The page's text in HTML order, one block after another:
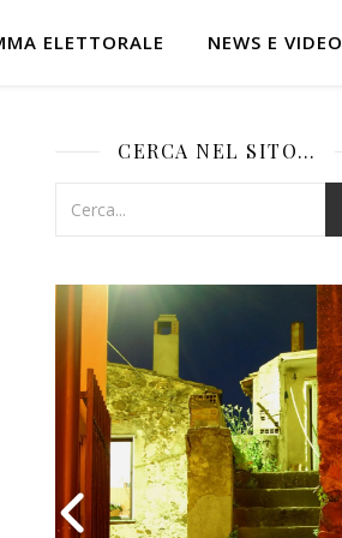
ELETTORALE NEWS E VIDEO
CERCA NEL SITO…